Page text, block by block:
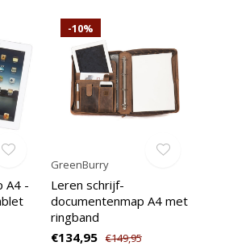
A4 -
-10%
GreenBurry
Leren schrijf-
documentenmap A4 met
ringband
€134,95 €149,95